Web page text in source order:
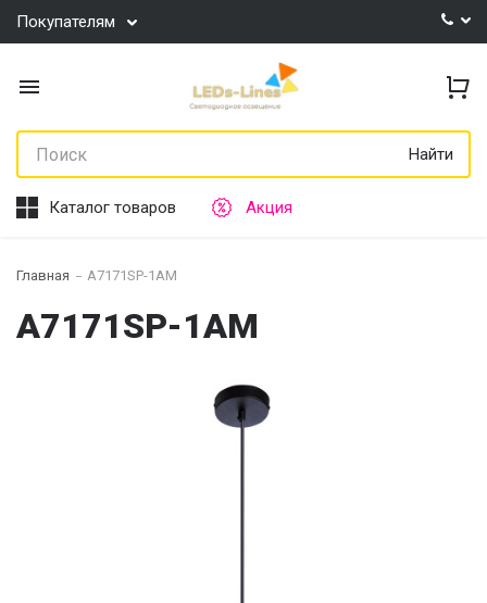
Покупателям
Найти
Каталог товаров Акция
Главная A7171SP-1AM
A7171SP-1AM